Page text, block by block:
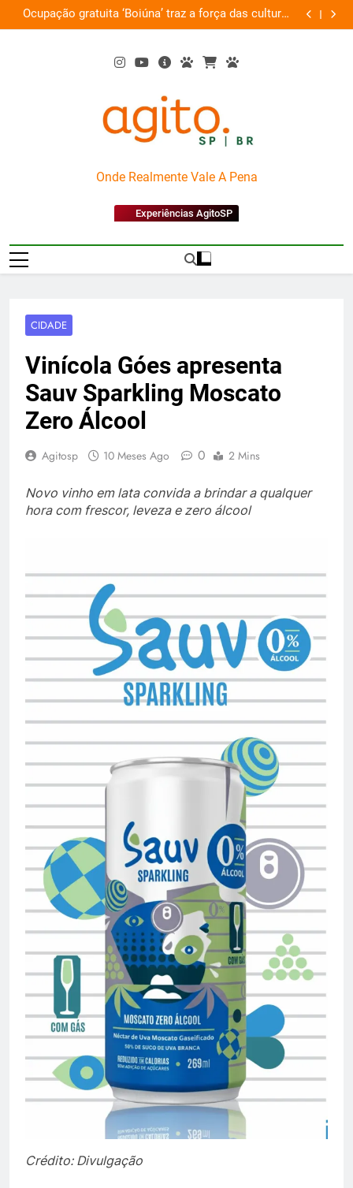
to
traz a força das culturas
amazônicas e arte
Por que Santo Domingo
AgitoSP
Onde Realmente Vale A Pena
Experiências AgitoSP
CIDADE
Vinícola Góes apresenta
Sauv Sparkling Moscato
Zero Álcool
Agitosp 10 Meses Ago 0 2 Mins
Novo vinho em lata convida a brindar a qualquer
hora com frescor, leveza e zero álcool
Crédito: Divulgação